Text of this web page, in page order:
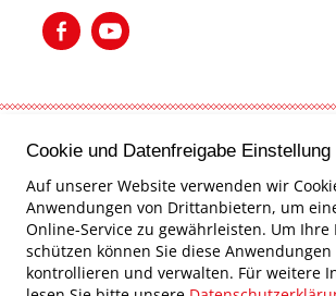
created by Internetgalerie AG
Cookie und Datenfreigabe Einstellung
Auf unserer Website verwenden wir
Anwendungen von Drittanbietern, um
Online-Service zu gewährleisten. Um Ihre
schützen können Sie diese
kontrollieren und verwalten. Für weitere